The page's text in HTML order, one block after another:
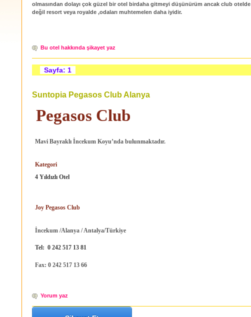
olmasından dolayı çok güzel bir otel birdaha gitmeyi düşünürüm ancak club otelde
değil resort veya royalde ,odaları muhtemelen daha iyidir.
Bu otel hakkında şikayet yaz
Sayfa: 1
Suntopia Pegasos Club Alanya
Pegasos Club
Mavi Bayraklı İncekum Koyu’nda bulunmaktadır.
Kategori
4 Yıldızlı Otel
Joy Pegasos Club
İncekum /Alanya / Antalya/Türkiye
Tel: 0 242 517 13 81
Fax: 0 242 517 13 66
Yorum yaz